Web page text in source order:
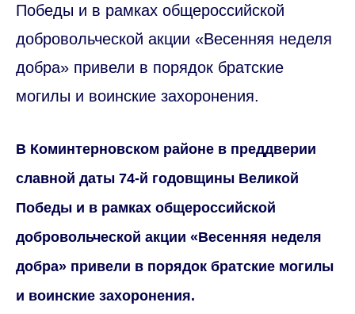
Победы и в рамках общероссийской
добровольческой акции «Весенняя неделя
добра» привели в порядок братские
могилы и воинские захоронения.
В Коминтерновском районе в преддверии
славной даты 74-й годовщины Великой
Победы и в рамках общероссийской
добровольческой акции «Весенняя неделя
добра» привели в порядок братские могилы
и воинские захоронения.